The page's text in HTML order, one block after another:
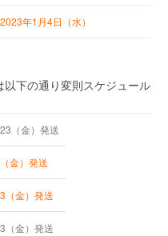
年1月4日（水）
下の通り変則スケジュール
（金）発送
金）発送
金）発送
金）発送